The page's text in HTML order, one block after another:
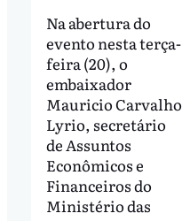
Na abertura do
evento nesta terça-
feira (20), o
embaixador
Mauricio Carvalho
Lyrio, secretário
de Assuntos
Econômicos e
Financeiros do
Ministério das